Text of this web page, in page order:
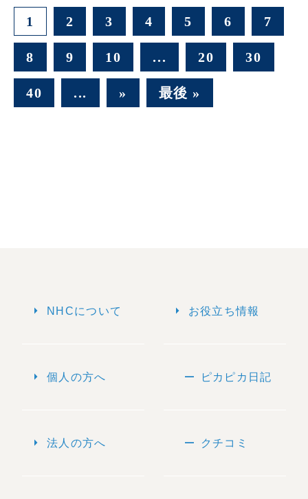
1 2 3 4 5 6 7
8 9 10 ... 20 30
40 ... » 最後 »
arrow_right NHCについて
arrow_right 個人の方へ
arrow_right 法人の方へ
arrow_right お役立ち情報
remove ピカピカ日記
remove クチコミ